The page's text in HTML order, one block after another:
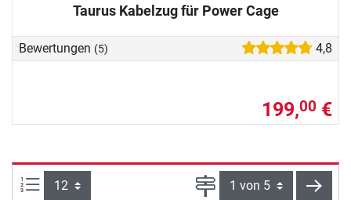
Taurus Kabelzug für Power Cage
Bewertungen (5) 4,8
199,00 €
Artikel pro Seite: Seite